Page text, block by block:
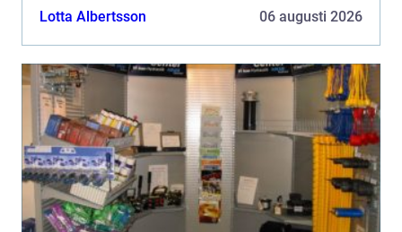
till jobbet, barnens aktiviteter och långresor. En
Lotta Albertsson 06 augusti 2026